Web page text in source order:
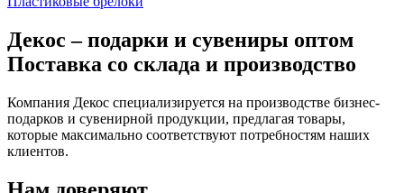
Декос – подарки и сувениры оптом
Поставка со склада и производство
Компания Декос специализируется на производстве бизнес-
подарков и сувенирной продукции, предлагая товары,
которые максимально соответствуют потребностям наших
клиентов.